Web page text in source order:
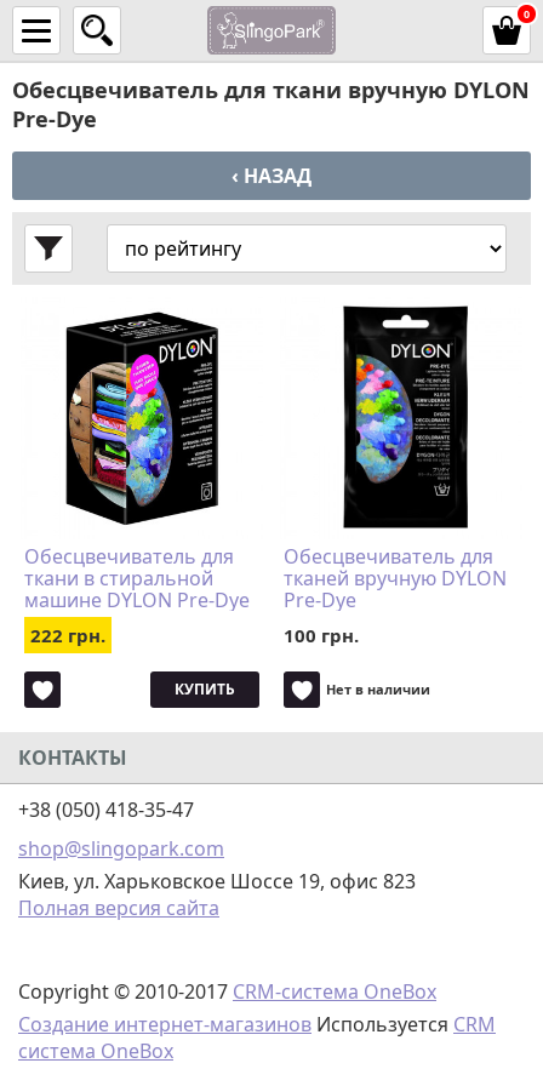
0
Обесцвечиватель для ткани вручную DYLON
Pre-Dye
‹ НАЗАД
Обесцвечиватель для
ткани в стиральной
машине DYLON Pre-Dye
222 грн.
КУПИТЬ
Обесцвечиватель для
тканей вручную DYLON
Pre-Dye
100 грн.
Нет в наличии
КОНТАКТЫ
+38 (050) 418-35-47
shop@slingopark.com
Киев, ул. Харьковское Шоссе 19, офис 823
Полная версия сайта
Copyright © 2010-2017 CRM-система OneBox
Создание интернет-магазинов Используется CRM
система OneBox